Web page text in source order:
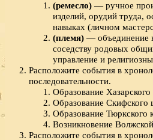
(ремесло) — ручное
изделий, орудий труда,
навыках (личном
(племя) — объединение
соседству родовых
управление и
Расположите события в
последовательности.
Образование Хазарского
Образование Скифского
Образование Тюркского
Возникновение
Расположите события в